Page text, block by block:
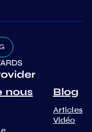
nous Blog
Articles
Vidéo